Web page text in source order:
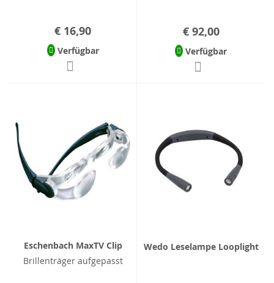
€ 16,90
Verfügbar
€ 92,00
Verfügbar
Eschenbach MaxTV Clip
Brillenträger aufgepasst
Wedo Leselampe Looplight